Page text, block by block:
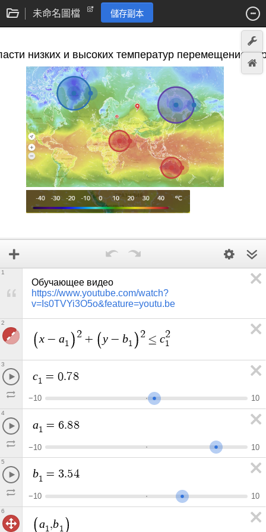
未命名圖檔 儲存副本
https://www.youtube.com/watch?
v=Is0TVYi3O5o&feature=youtu.be
1
x − a1
2 + y − b1
2 ≤ c2
1
2
c1 = 0.78
−10 10
3
a1 = 6.88
−10 1 0
4
b1 = 3.54
−10 10
5
a1,b1
6